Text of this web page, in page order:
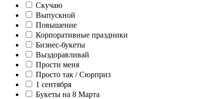
Скучаю
Выпускной
Повышение
Корпоративные праздники
Бизнес-букеты
Выздоравливай
Прости меня
Просто так / Сюрприз
1 сентября
Букеты на 8 Марта